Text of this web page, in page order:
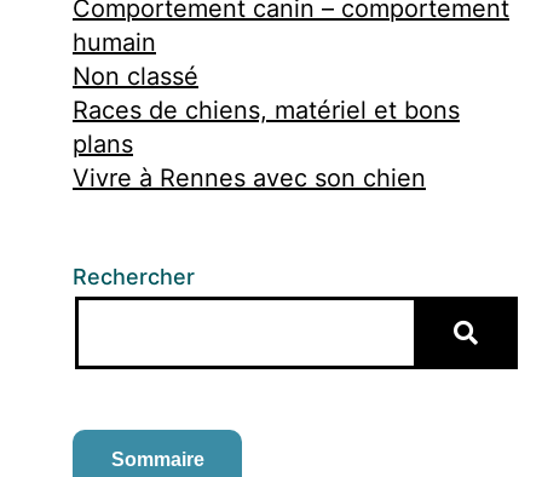
Comportement canin – comportement
humain
Non classé
Races de chiens, matériel et bons
plans
Vivre à Rennes avec son chien
Rechercher
Sommaire